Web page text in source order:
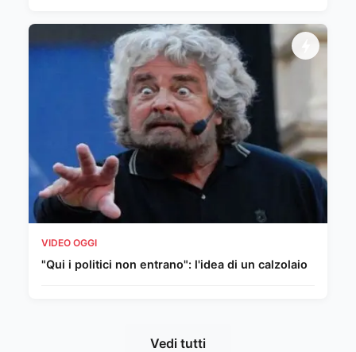
VIDEO OGGI
"Qui i politici non entrano": l'idea di un calzolaio
Vedi tutti